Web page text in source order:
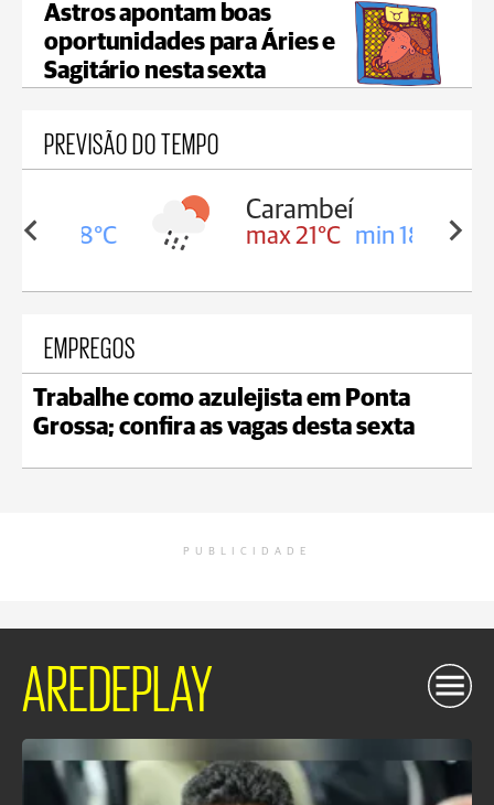
Astros apontam boas
oportunidades para Áries e
Sagitário nesta sexta
PREVISÃO DO TEMPO
18°C
Carambeí
max 21°C min 18°C
EMPREGOS
Trabalhe como azulejista em Ponta
Grossa; confira as vagas desta sexta
PUBLICIDADE
AREDEPLAY